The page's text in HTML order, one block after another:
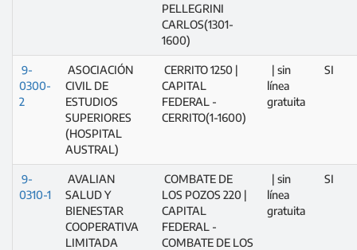
PELLEGRINI
CARLOS(1301-
1600)
9-
0300-
2
ASOCIACIÓN
CIVIL DE
ESTUDIOS
SUPERIORES
(HOSPITAL
AUSTRAL)
CERRITO 1250 |
CAPITAL
FEDERAL -
CERRITO(1-1600)
| sin
línea
gratuita
SI
9-
0310-1
AVALIAN
SALUD Y
BIENESTAR
COOPERATIVA
LIMITADA
COMBATE DE
LOS POZOS 220 |
CAPITAL
FEDERAL -
COMBATE DE LOS
| sin
línea
gratuita
SI